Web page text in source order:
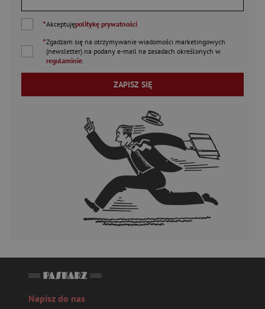
*Akceptujępolitykę prywatności
*Zgadzam się na otrzymywanie wiadomości marketingowych
(newsletter) na podany e-mail na zasadach określonych w
regulaminie.
ZAPISZ SIĘ
Napisz do nas